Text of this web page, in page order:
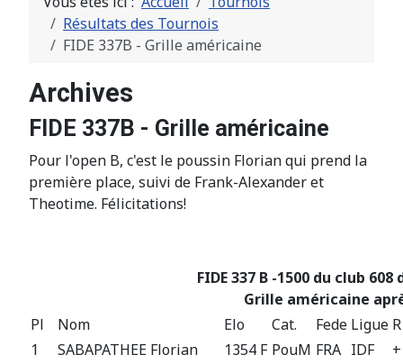
Résultats des Tournois
FIDE 337B - Grille américaine
Archives
FIDE 337B - Grille américaine
Pour l'open B, c'est le poussin Florian qui prend la
première place, suivi de Frank-Alexander et
Theotime. Félicitations!
FIDE 337 B -1500 du club
Grille américaine
Pl
Nom Elo Cat. Fede Ligue
1
SABAPATHEE Florian 1354 F PouM FRA IDF